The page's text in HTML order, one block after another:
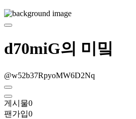
d70miG의 미밐
@w52b37RpyoMW6D2Nq
게시물0
팬가입0